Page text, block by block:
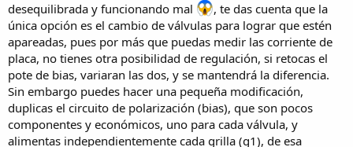
desequilibrada y funcionando mal
, te das cuenta que la
única opción es el cambio de válvulas para lograr que estén
apareadas, pues por más que puedas medir las corriente de
placa, no tienes otra posibilidad de regulación, si retocas el
pote de bias, variaran las dos, y se mantendrá la diferencia.
Sin embargo puedes hacer una pequeña modificación,
duplicas el circuito de polarización (bias), que son pocos
componentes y económicos, uno para cada válvula, y
alimentas independientemente cada grilla (g1), de esa